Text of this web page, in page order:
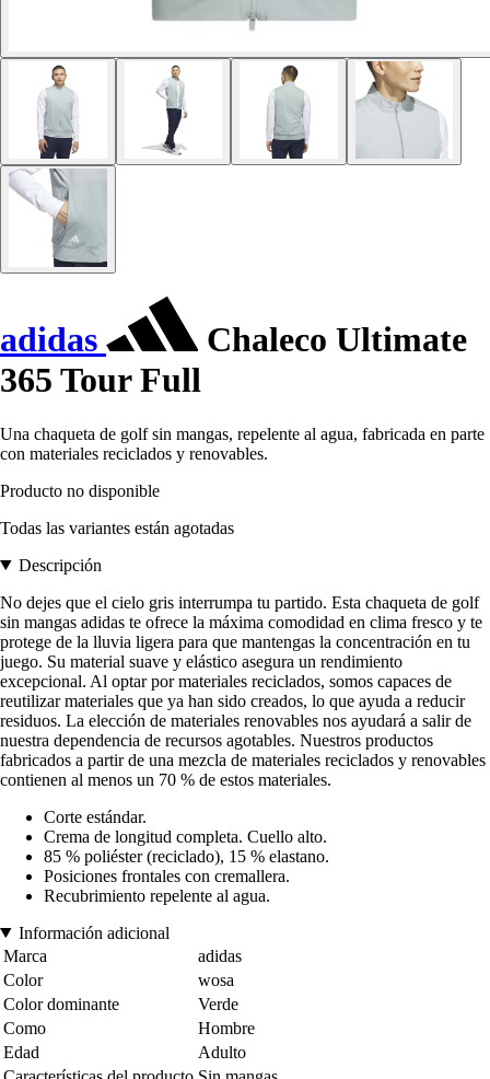
adidas
Chaleco Ultimate
365 Tour Full
Una chaqueta de golf sin mangas, repelente al agua, fabricada en parte
con materiales reciclados y renovables.
Producto no disponible
Todas las variantes están agotadas
Descripción
No dejes que el cielo gris interrumpa tu partido. Esta chaqueta de golf
sin mangas adidas te ofrece la máxima comodidad en clima fresco y te
protege de la lluvia ligera para que mantengas la concentración en tu
juego. Su material suave y elástico asegura un rendimiento
excepcional. Al optar por materiales reciclados, somos capaces de
reutilizar materiales que ya han sido creados, lo que ayuda a reducir
residuos. La elección de materiales renovables nos ayudará a salir de
nuestra dependencia de recursos agotables. Nuestros productos
fabricados a partir de una mezcla de materiales reciclados y renovables
contienen al menos un 70 % de estos materiales.
Corte estándar.
Crema de longitud completa. Cuello alto.
85 % poliéster (reciclado), 15 % elastano.
Posiciones frontales con cremallera.
Recubrimiento repelente al agua.
Información adicional
Marca
adidas
Color
wosa
Color dominante
Verde
Como
Hombre
Edad
Adulto